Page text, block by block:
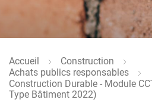
Fil
d'Ariane
Accueil
Construction
Achats publics responsables
Construction Durable - Module
Type Bâtiment 2022)